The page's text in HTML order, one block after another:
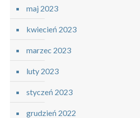
maj 2023
kwiecień 2023
marzec 2023
luty 2023
styczeń 2023
grudzień 2022